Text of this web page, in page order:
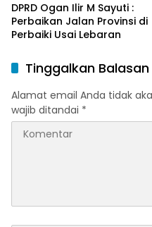
DPRD Ogan Ilir M Sayuti :
Perbaikan Jalan Provinsi di
Perbaiki Usai Lebaran
Tinggalkan Balasan
Alamat email Anda tidak
wajib ditandai *